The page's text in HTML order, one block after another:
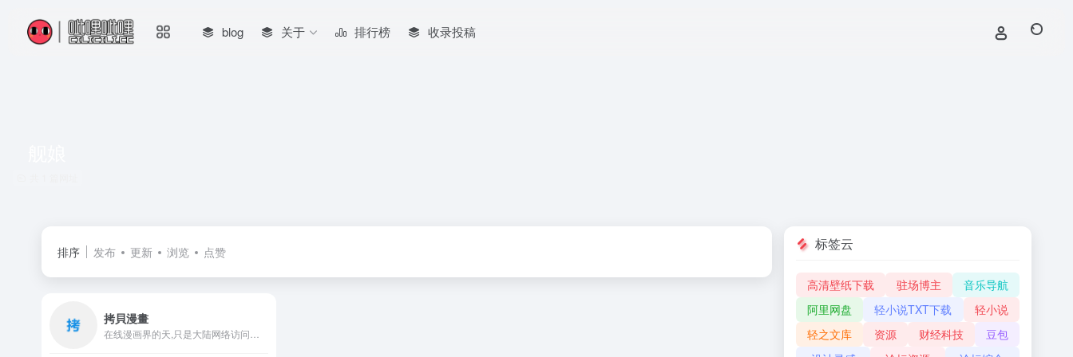
blog 关于 排行榜 收录投稿
排序 发布 更新 浏览 点赞
拷貝漫畫
标签云
高清壁纸下载 驻场博主
音乐导航
阿里网盘
轻小说TXT下载
轻小说
轻之文库
资源 财经科技
豆包